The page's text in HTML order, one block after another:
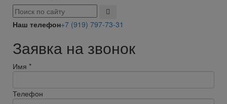
Наш телефон+7 (919) 797-73-31
Заявка на звонок
Имя *
Телефон